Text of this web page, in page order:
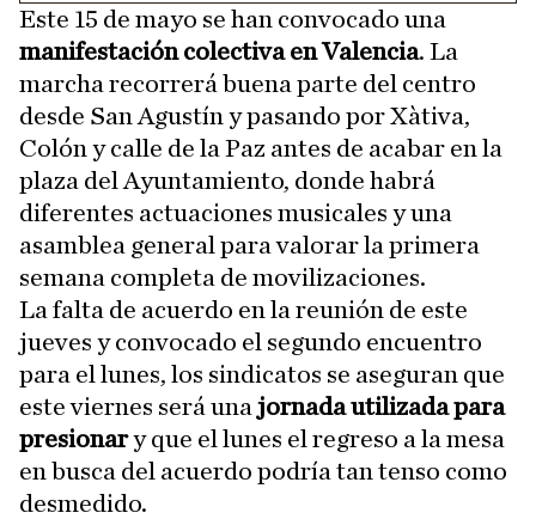
Este 15 de mayo se han convocado una
manifestación colectiva en Valencia. La
marcha recorrerá buena parte del centro
desde San Agustín y pasando por Xàtiva,
Colón y calle de la Paz antes de acabar en la
plaza del Ayuntamiento, donde habrá
diferentes actuaciones musicales y una
asamblea general para valorar la primera
semana completa de movilizaciones.
La falta de acuerdo en la reunión de este
jueves y convocado el segundo encuentro
para el lunes, los sindicatos se aseguran que
este viernes será una jornada utilizada para
presionary que el lunes el regreso a la mesa
en busca del acuerdo podría tan tenso como
desmedido.